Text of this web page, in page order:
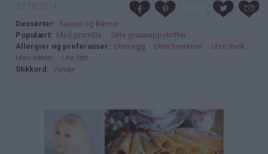
Desserter
Sauser og kremer
Populært
Med promille
Søte grunnoppskrifter
Allergier og preferanser
Uten egg Uten hvetemel
Uten melk
Uten nøtter
Lite fett
Stikkord
Vanilje